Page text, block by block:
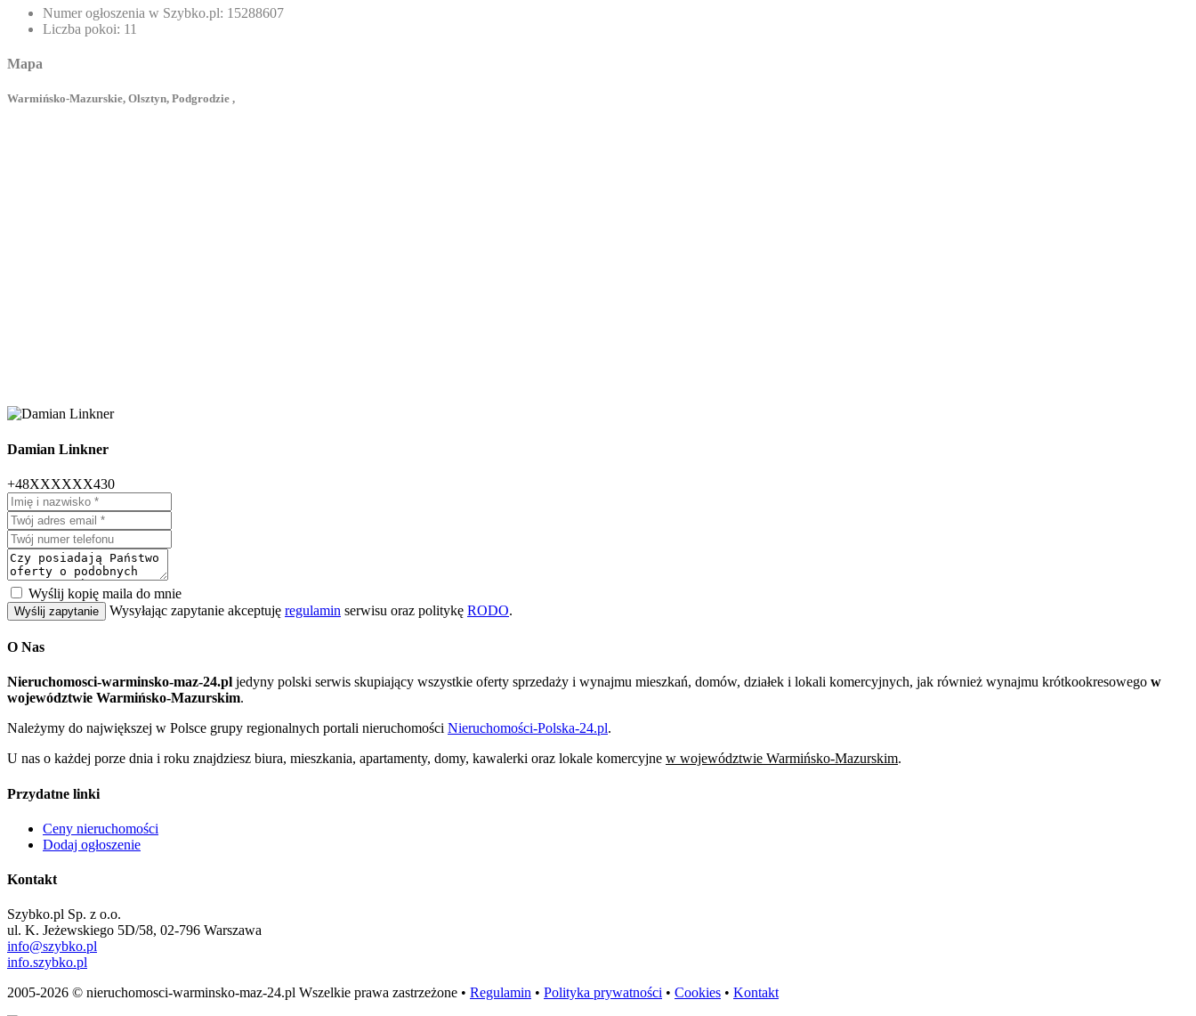
Numer ogłoszenia w Szybko.pl: 15288607
Liczba pokoi: 11
Mapa
Warmińsko-Mazurskie, Olsztyn, Podgrodzie ,
Damian Linkner
+48XXXXXX430
Wyślij kopię maila do mnie
Wyślij zapytanie Wysyłając zapytanie akceptuję regulamin serwisu oraz politykę RODO.
O Nas
Nieruchomosci-warminsko-maz-24.pl jedyny polski serwis skupiający wszystkie oferty sprzedaży i wynajmu mieszkań, domów, działek i lokali komercyjnych, jak również wynajmu krótkookresowego w
województwie Warmińsko-Mazurskim.
Należymy do największej w Polsce grupy regionalnych portali nieruchomości Nieruchomości-Polska-24.pl.
U nas o każdej porze dnia i roku znajdziesz biura, mieszkania, apartamenty, domy, kawalerki oraz lokale komercyjne w województwie Warmińsko-Mazurskim.
Przydatne linki
Ceny nieruchomości
Dodaj ogłoszenie
Kontakt
Szybko.pl Sp. z o.o.
ul. K. Jeżewskiego 5D/58, 02-796 Warszawa
info@szybko.pl
info.szybko.pl
2005-2026 © nieruchomosci-warminsko-maz-24.pl Wszelkie prawa zastrzeżone • Regulamin • Polityka prywatności • Cookies • Kontakt